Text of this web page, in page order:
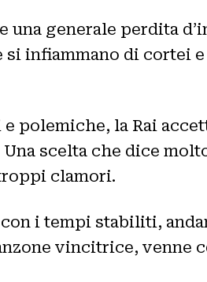
generale perdita
si infiammano di
polemiche, la Rai
Una scelta che dice
clamori.
i tempi stabiliti,
vincitrice, venne